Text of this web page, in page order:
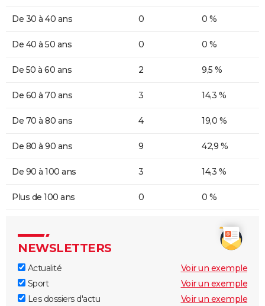
De 30 à 40 ans 0 0 %
De 40 à 50 ans 0 0 %
De 50 à 60 ans 2 9,5 %
De 60 à 70 ans 3 14,3 %
De 70 à 80 ans 4 19,0 %
De 80 à 90 ans 9 42,9 %
De 90 à 100 ans 3 14,3 %
Plus de 100 ans 0 0 %
NEWSLETTERS
Actualité
Voir un exemple
Sport
Voir un exemple
Les dossiers d'actu
Voir un exemple